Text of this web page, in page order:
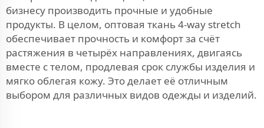
бизнесу производить прочные и удобные
продукты. В целом, оптовая ткань 4-way stretch
обеспечивает прочность и комфорт за счёт
растяжения в четырёх направлениях, двигаясь
вместе с телом, продлевая срок службы изделия и
мягко облегая кожу. Это делает её отличным
выбором для различных видов одежды и изделий.